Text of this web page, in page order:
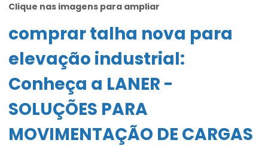
Clique nas imagens para ampliar
comprar talha nova para
elevação industrial:
Conheça a LANER -
SOLUÇÕES PARA
MOVIMENTAÇÃO DE CARGAS